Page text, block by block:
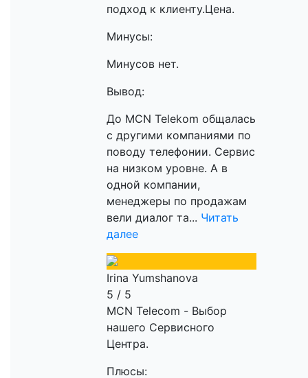
подход к клиенту.Цена.
Минусы:
Минусов нет.
Вывод:
До MCN Telekom общалась
с другими компаниями по
поводу телефонии. Сервис
на низком уровне. А в
одной компании,
менеджеры по продажам
вели диалог та... Читать
далее
Irina Yumshanova
5 / 5
MCN Telecom - Выбор
нашего Сервисного
Центра.
Плюсы: